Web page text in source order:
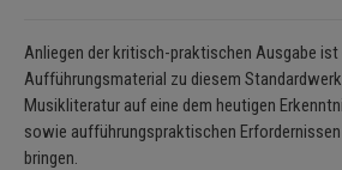
Anliegen der kritisch-praktischen Ausgabe ist
Aufführungsmaterial zu diesem
Musikliteratur auf eine dem heutigen
sowie aufführungspraktischen
bringen.